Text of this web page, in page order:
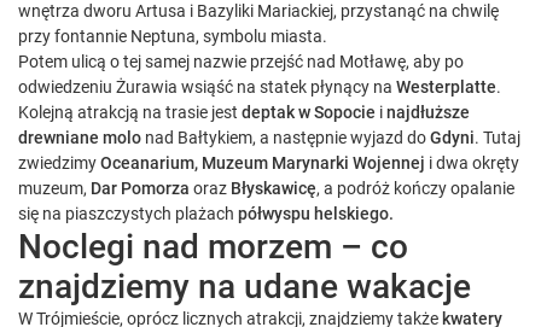
wnętrza dworu Artusa i Bazyliki Mariackiej, przystanąć na chwilę
przy fontannie Neptuna, symbolu miasta.
Potem ulicą o tej samej nazwie przejść nad Motławę, aby po
odwiedzeniu Żurawia wsiąść na statek płynący na Westerplatte.
Kolejną atrakcją na trasie jest deptak w Sopocie inajdłuższe
drewniane molo nad Bałtykiem, a następnie wyjazd doGdyni. Tutaj
zwiedzimyOceanarium, Muzeum Marynarki Wojennej i dwa okręty
muzeum, Dar Pomorza oraz Błyskawicę, a podróż kończy opalanie
się na piaszczystych plażach półwyspu helskiego.
Noclegi nad morzem – co
znajdziemy na udane wakacje
W Trójmieście, oprócz licznych atrakcji, znajdziemy także kwatery